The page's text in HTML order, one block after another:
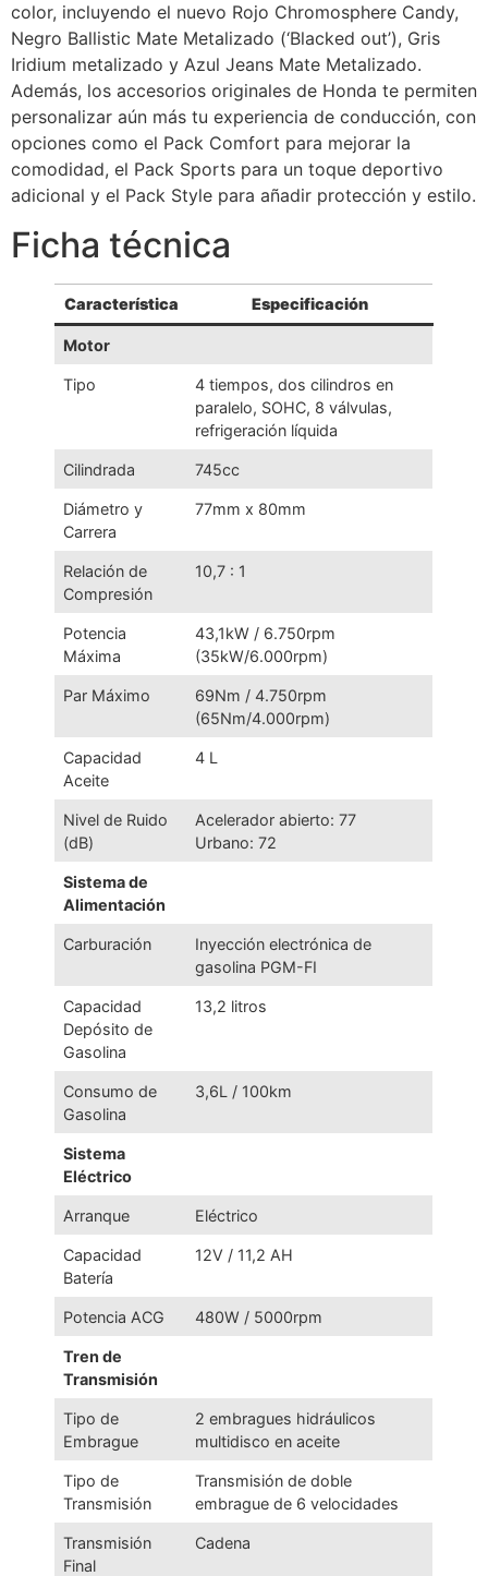
color, incluyendo el nuevo Rojo Chromosphere Candy,
Negro Ballistic Mate Metalizado (‘Blacked out’), Gris
Iridium metalizado y Azul Jeans Mate Metalizado.
Además, los accesorios originales de Honda te permiten
personalizar aún más tu experiencia de conducción, con
opciones como el Pack Comfort para mejorar la
comodidad, el Pack Sports para un toque deportivo
adicional y el Pack Style para añadir protección y estilo.
Ficha técnica
Característica Especificación
Motor
Tipo
4 tiempos, dos cilindros en
paralelo, SOHC, 8 válvulas,
refrigeración líquida
Cilindrada 745cc
Diámetro y
Carrera
77mm x 80mm
Relación de
Compresión
10,7 : 1
Potencia
Máxima
43,1kW / 6.750rpm
(35kW/6.000rpm)
Par Máximo
69Nm / 4.750rpm
(65Nm/4.000rpm)
Capacidad
Aceite
4 L
Nivel de Ruido
(dB)
Acelerador abierto: 77
Urbano: 72
Sistema de
Alimentación
Carburación
Inyección electrónica de
gasolina PGM-FI
Capacidad
Depósito de
Gasolina
13,2 litros
Consumo de
Gasolina
3,6L / 100km
Sistema
Eléctrico
Arranque Eléctrico
Capacidad
Batería
12V / 11,2 AH
Potencia ACG 480W / 5000rpm
Tren de
Transmisión
Tipo de
Embrague
2 embragues hidráulicos
multidisco en aceite
Tipo de
Transmisión
Transmisión de doble
embrague de 6 velocidades
Transmisión
Final
Cadena